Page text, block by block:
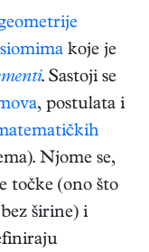
koje je
. Sastoji se
, postulata i
Njome se,
točke (ono što
širine) i